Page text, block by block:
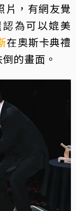
片，有網友覺
為可以媲美
在奧斯卡典禮
的畫面。